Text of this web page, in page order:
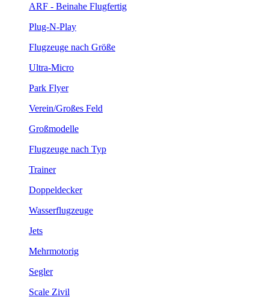
ARF - Beinahe Flugfertig
Plug-N-Play
Flugzeuge nach Größe
Ultra-Micro
Park Flyer
Verein/Großes Feld
Großmodelle
Flugzeuge nach Typ
Trainer
Doppeldecker
Wasserflugzeuge
Jets
Mehrmotorig
Segler
Scale Zivil